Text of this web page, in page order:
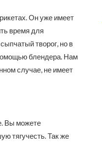
Он уже имеет
время для
творог, но в
блендера. Нам
случае, не имеет
Вы можете
тягучесть. Так же